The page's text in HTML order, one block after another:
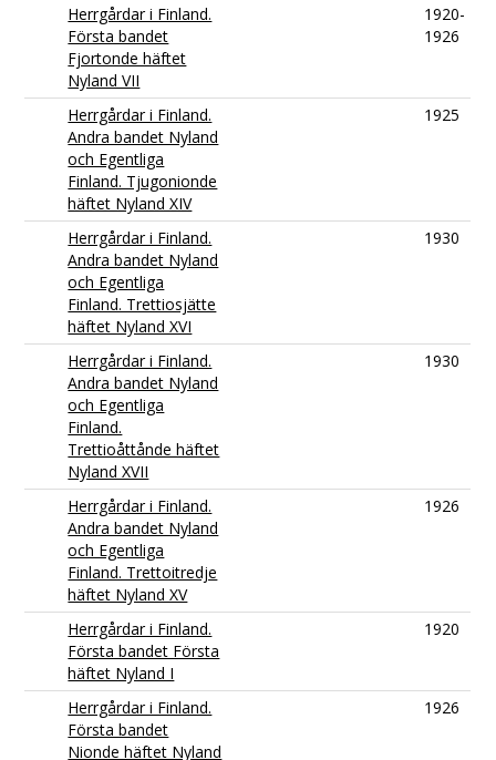
Herrgårdar i Finland.
Första bandet
Fjortonde häftet
Nyland VII
1920-
1926
Herrgårdar i Finland.
Andra bandet Nyland
och Egentliga
Finland. Tjugonionde
häftet Nyland XIV
1925
Herrgårdar i Finland.
Andra bandet Nyland
och Egentliga
Finland. Trettiosjätte
häftet Nyland XVI
1930
Herrgårdar i Finland.
Andra bandet Nyland
och Egentliga
Finland.
Trettioåttånde häftet
Nyland XVII
1930
Herrgårdar i Finland.
Andra bandet Nyland
och Egentliga
Finland. Trettoitredje
häftet Nyland XV
1926
Herrgårdar i Finland.
Första bandet Första
häftet Nyland I
1920
Herrgårdar i Finland.
Första bandet
Nionde häftet Nyland
1926